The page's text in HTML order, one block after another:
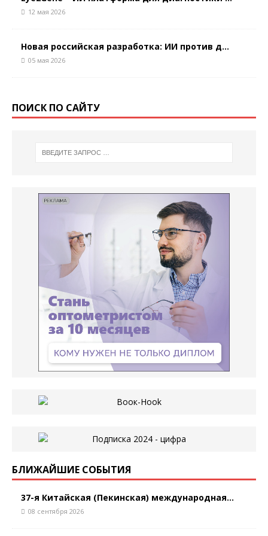
12 мая 2026
Новая российская разработка: ИИ против д...
05 мая 2026
ПОИСК ПО САЙТУ
БЛИЖАЙШИЕ СОБЫТИЯ
37-я Китайская (Пекинская) международная...
08 сентября 2026